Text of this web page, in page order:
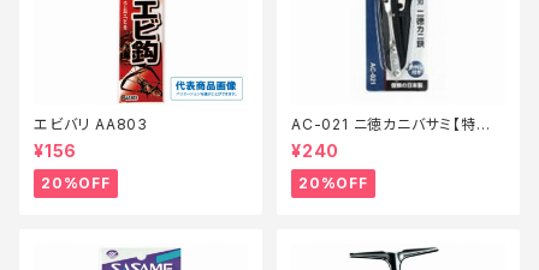
エビバリ AA803
¥156
20%OFF
AC-021 ニ徳カニバサミ【特価
装備】【20】
¥240
20%OFF